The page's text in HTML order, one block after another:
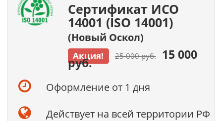
Сертификат ИСО
14001 (ISO 14001)
(Новый Оскол)
Акция! 25 000 руб.15 000
руб.
Оформление от 1 дня
Действует на всей территории РФ